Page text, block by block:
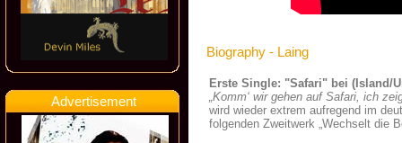
Advertisement
Biography - Laing
Erste Single: "Safari" bei (Island/
„Komm‘ wir gehen auf Safari, ich
wird wieder extrem aufregend im
folgenden Zweitwerk „Wechselt die